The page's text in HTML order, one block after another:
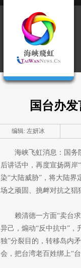
国台办
编辑: 左妍冰
海峡飞虹消息：国务
后讲话中，再度宣扬两岸
染“大陆威胁”，将大陆界
场之顽固、挑衅对抗之猖
赖清德一方面“卖台
异己，煽动“反中抗中”，
独”分裂目的，转移岛内
会，把台湾老百姓绑上“